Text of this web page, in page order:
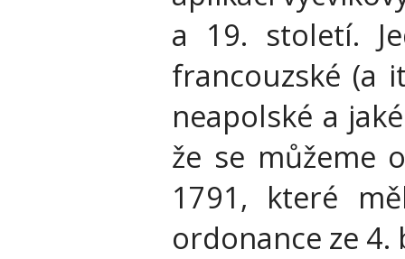
a 19. století.
francouzské (a
neapolské a
že se můžeme
1791, které
ordonance ze 4.